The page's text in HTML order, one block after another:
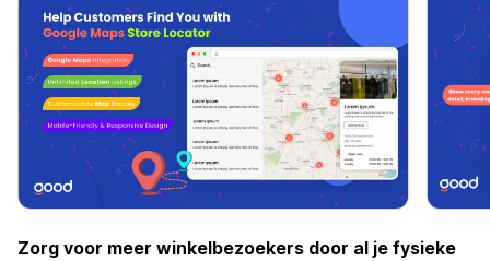
Zorg voor meer winkelbezoekers door al je fysieke